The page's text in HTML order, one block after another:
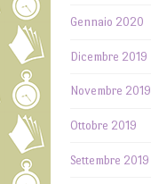
Gennaio 2020
Dicembre 2019
Novembre 2019
Ottobre 2019
Settembre 2019